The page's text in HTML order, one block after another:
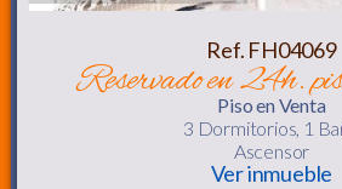
Ref. FH04069
reservado en 24h.
Pisoen Venta
3 Dormitorios, 1
Ascensor
Ver inmueble